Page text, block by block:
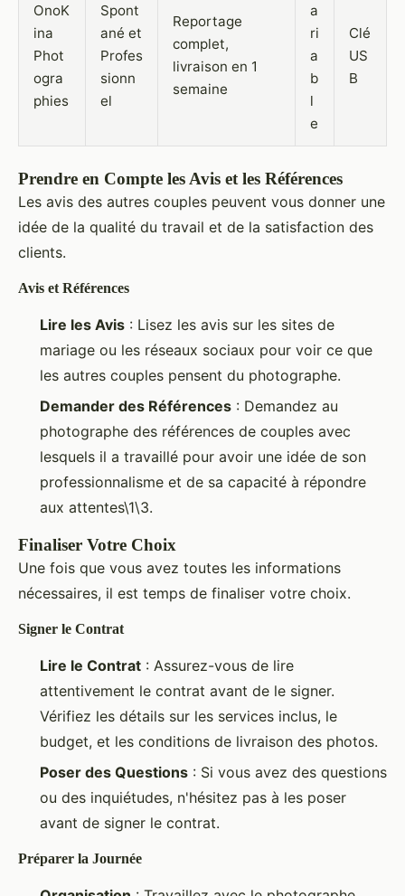
OnoK
ina
Phot
ogra
phies
Spont
ané et
Profes
sionn
el
Reportage
complet,
livraison en 1
semaine
a
ri
a
b
l
e
Clé
US
B
Prendre en Compte les Avis et les Références
Les avis des autres couples peuvent vous donner une
idée de la qualité du travail et de la satisfaction des
clients.
Avis et Références
Lire les Avis : Lisez les avis sur les sites de
mariage ou les réseaux sociaux pour voir ce que
les autres couples pensent du photographe.
Demander des Références : Demandez au
photographe des références de couples avec
lesquels il a travaillé pour avoir une idée de son
professionnalisme et de sa capacité à répondre
aux attentes\1\3.
Finaliser Votre Choix
Une fois que vous avez toutes les informations
nécessaires, il est temps de finaliser votre choix.
Signer le Contrat
Lire le Contrat : Assurez-vous de lire
attentivement le contrat avant de le signer.
Vérifiez les détails sur les services inclus, le
budget, et les conditions de livraison des photos.
Poser des Questions : Si vous avez des questions
ou des inquiétudes, n'hésitez pas à les poser
avant de signer le contrat.
Préparer la Journée